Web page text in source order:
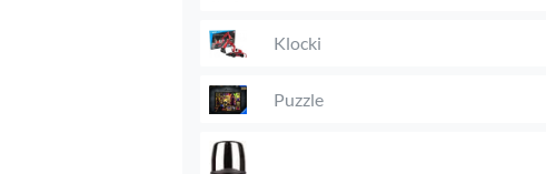
Klocki
Puzzle